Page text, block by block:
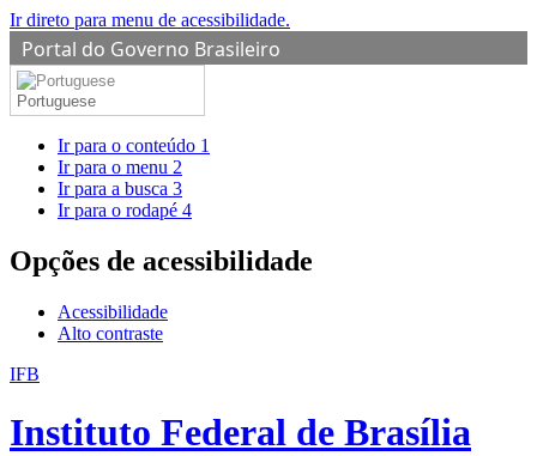
Ir direto para menu de acessibilidade.
Portal do Governo Brasileiro
Portuguese
Ir para o conteúdo 1
Ir para o menu 2
Ir para a busca 3
Ir para o rodapé 4
Opções de acessibilidade
Acessibilidade
Alto contraste
IFB
Instituto Federal de Brasília